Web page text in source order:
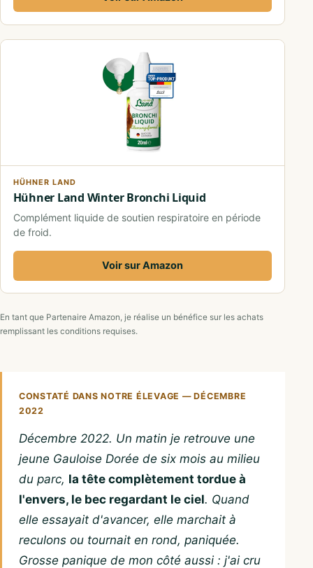
HÜHNER LAND
Hühner Land Winter Bronchi Liquid
Complément liquide de soutien respiratoire en période
de froid.
Voir sur Amazon
En tant que Partenaire Amazon, je réalise un bénéfice sur les achats
remplissant les conditions requises.
CONSTATÉ DANS NOTRE ÉLEVAGE — DÉCEMBRE
2022
Décembre 2022. Un matin je retrouve une
jeune Gauloise Dorée de six mois au milieu
du parc, la tête complètement tordue à
l'envers, le bec regardant le ciel. Quand
elle essayait d'avancer, elle marchait à
reculons ou tournait en rond, paniquée.
Grosse panique de mon côté aussi : j'ai cru